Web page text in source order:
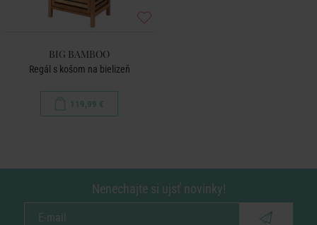
BIG BAMBOO
Regál s košom na bielizeň
119,99 €
Nenechajte si ujsť novinky!